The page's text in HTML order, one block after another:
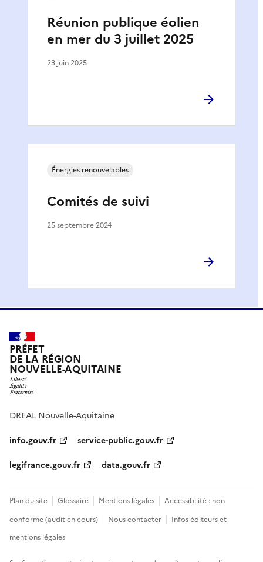
Réunion publique éolien
en mer du 3 juillet 2025
23 juin 2025
Comités de suivi
Énergies renouvelables
25 septembre 2024
PRÉFET
DE LA RÉGION
NOUVELLE-AQUITAINE
DREAL Nouvelle-Aquitaine
info.gouv.fr
service-public.gouv.fr
legifrance.gouv.fr
data.gouv.fr
Plan du site Glossaire Mentions légales
Accessibilité : non
conforme (audit en cours)
Nous contacter
Infos éditeurs et
mentions légales